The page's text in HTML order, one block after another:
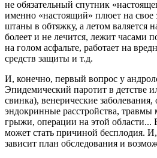
не обязательный спутник
именно «настоящий» плюет на свое
штаны в обтяжку, а летом валяется
болеет и не лечится, лежит часами
на голом асфальте, работает на
средств защиты и т.д.
И, конечно, первый вопрос у
Эпидемический паротит в детстве
свинка), венерические заболевания,
эндокринные расстройства,
грыжи, операции на этой области...
может стать причиной бесплодия.
зависит план обследования и